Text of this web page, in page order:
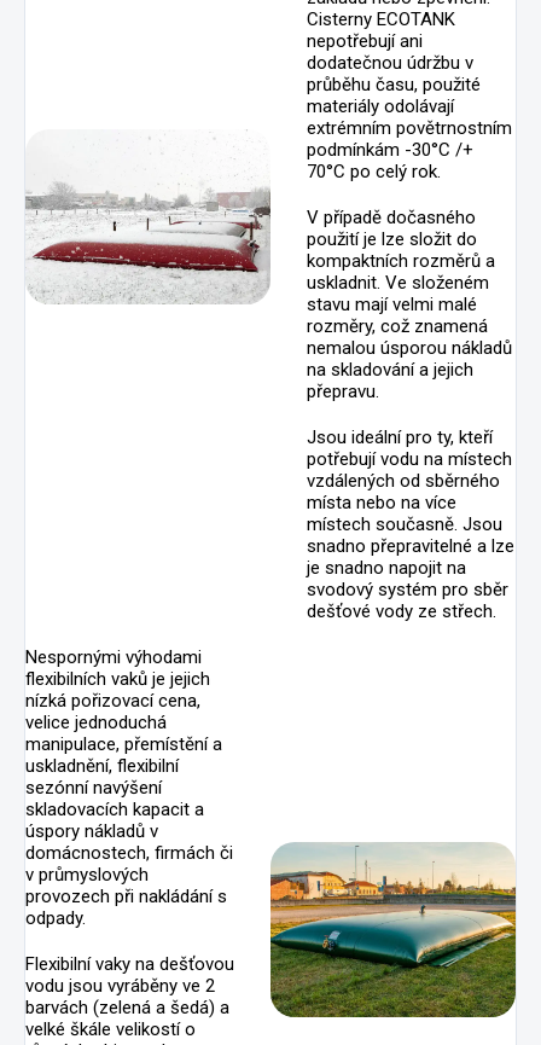
Cisterny ECOTANK
nepotřebují ani
dodatečnou údržbu v
průběhu času, použité
materiály odolávají
extrémním povětrnostním
podmínkám -30°C /+
70°C po celý rok.
V případě dočasného
použití je lze složit do
kompaktních rozměrů a
uskladnit. Ve složeném
stavu mají velmi malé
rozměry, což znamená
nemalou úsporou nákladů
na skladování a jejich
přepravu.
Jsou ideální pro ty, kteří
potřebují vodu na místech
vzdálených od sběrného
místa nebo na více
místech současně. Jsou
snadno přepravitelné a lze
je snadno napojit na
svodový systém pro sběr
dešťové vody ze střech.
Nespornými výhodami
flexibilních vaků je jejich
nízká pořizovací cena,
velice jednoduchá
manipulace, přemístění a
uskladnění, flexibilní
sezónní navýšení
skladovacích kapacit a
úspory nákladů v
domácnostech, firmách či
v průmyslových
provozech při nakládání s
odpady.
Flexibilní vaky na dešťovou
vodu jsou vyráběny ve 2
barvách (zelená a šedá) a
velké škále velikostí o